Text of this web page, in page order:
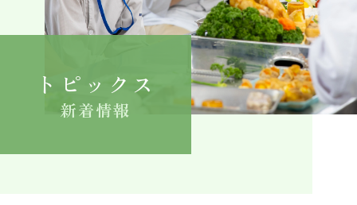
就職
よくある質問
トピックス
新着情報